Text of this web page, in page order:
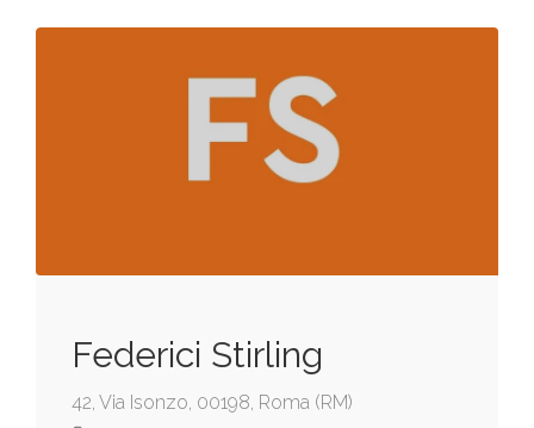
Federici Stirling
42, Via Isonzo, 00198, Roma (RM)